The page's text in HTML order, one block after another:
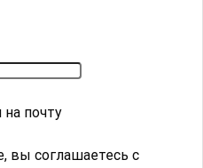
почту
вы соглашаетесь с